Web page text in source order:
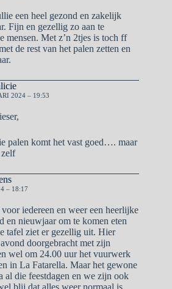
een heel gezond en zakelijk
Fijn en gezellig zo aan te
mensen. Met z’n 2tjes is toch ff
de rest van het palen zetten en
2024 – 19:53
palen komt het vast goed…. maar
zelf
– 18:17
iedereen en weer een heerlijke
en nieuwjaar om te komen eten
tafel ziet er gezellig uit. Hier
doorgebracht met zijn
wel om 24.00 uur het vuurwerk
in La Fatarella. Maar het gewone
al die feestdagen en we zijn ook
blij dat alles weer normaal is.